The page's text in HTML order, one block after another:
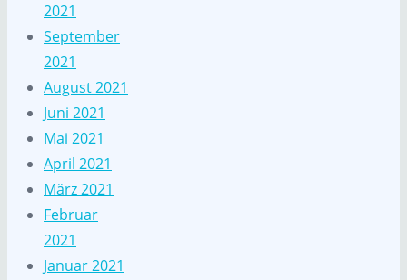
2021
September
2021
August 2021
Juni 2021
Mai 2021
April 2021
März 2021
Februar
2021
Januar 2021